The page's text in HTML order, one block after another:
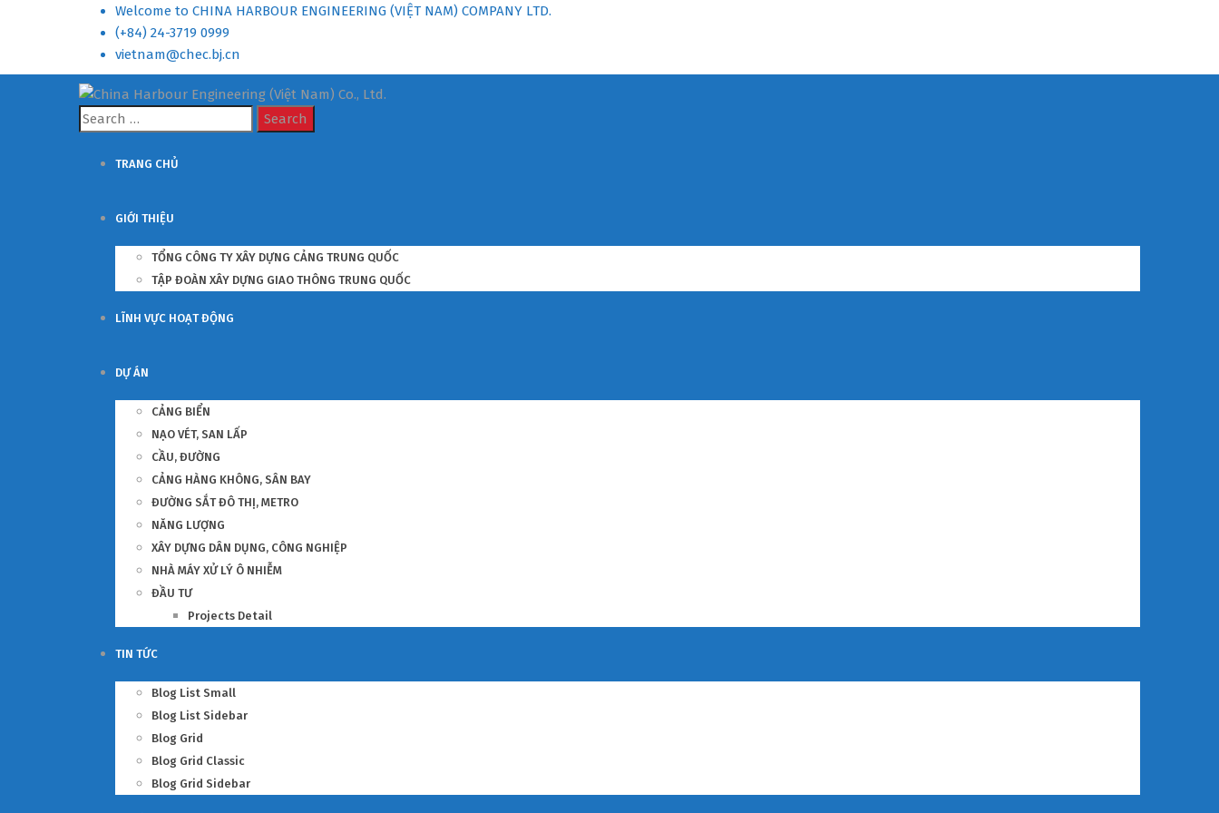
Welcome to CHINA HARBOUR ENGINEERING (VIỆT NAM) COMPANY LTD.
(+84) 24-3719 0999
vietnam@chec.bj.cn
Search
for:
TRANG CHỦ
GIỚI THIỆU
TỔNG CÔNG TY XÂY DỰNG CẢNG TRUNG QUỐC
TẬP ĐOÀN XÂY DỰNG GIAO THÔNG TRUNG QUỐC
LĨNH VỰC HOẠT ĐỘNG
DỰ ÁN
CẢNG BIỂN
NẠO VÉT, SAN LẤP
CẦU, ĐƯỜNG
CẢNG HÀNG KHÔNG, SÂN BAY
ĐƯỜNG SẮT ĐÔ THỊ, METRO
NĂNG LƯỢNG
XÂY DỰNG DÂN DỤNG, CÔNG NGHIỆP
NHÀ MÁY XỬ LÝ Ô NHIỄM
ĐẦU TƯ
Projects Detail
TIN TỨC
Blog List Small
Blog List Sidebar
Blog Grid
Blog Grid Classic
Blog Grid Sidebar